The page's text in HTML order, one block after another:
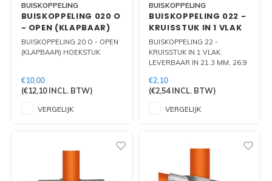
BUISKOPPELING
BUISKOPPELING 020 O
- OPEN (KLAPBAAR)
HOEKSTUK
BUISKOPPELING 20 O - OPEN
(KLAPBAAR) HOEKSTUK
€10,00
(€12,10INCL. BTW)
VERGELIJK
BUISKOPPELING
BUISKOPPELING 022 -
KRUISSTUK IN 1 VLAK
BUISKOPPELING 22 -
KRUISSTUK IN 1 VLAK.
LEVERBAAR IN 21.3 MM, 26.9
MM EN 60.3 MM.
€2,10
(€2,54INCL. BTW)
VERGELIJK